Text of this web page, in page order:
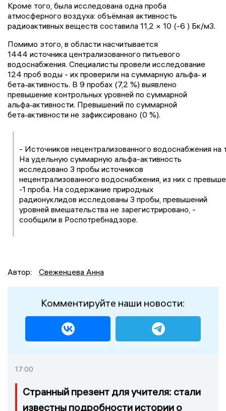
Кроме того, была исследована одна проба
атмосферного воздуха: объёмная активность
радиоактивных веществ составила 11,2 × 10 (-6 ) Бк/м3.
Помимо этого, в области насчитывается
1444 источника централизованного питьевого
водоснабжения. Специалисты провели исследование
124 проб воды - их проверили на суммарную альфа‑ и
бета‑активность. В 9 пробах (7,2 %) выявлено
превышение контрольных уровней по суммарной
альфа‑активности. Превышений по суммарной
бета‑активности не зафиксировано (0 %).
- Источников нецентрализованного водоснабжения на
На удельную суммарную альфа-активность
исследовано 3 пробы источников
нецентрализованного водоснабжения, из них с
-1 проба. На содержание природных
радионуклидов исследованы 3 пробы, превышений
уровней вмешательства не зарегистрировано, -
сообщили в Роспотребнадзоре.
Автор: Свеженцева Анна
Комментируйте наши новости:
17:00
Странный презент для учителя: стали
известны подробности истории о